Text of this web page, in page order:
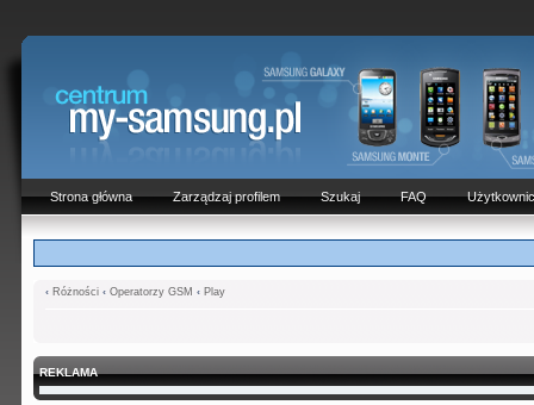
Strona główna Zarządzaj profilem Szukaj FAQ
‹ Różności ‹ Operatorzy GSM ‹ Play
REKLAMA